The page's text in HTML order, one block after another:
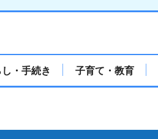
し・手続き 子育て・教育